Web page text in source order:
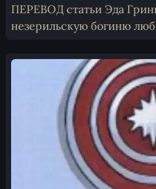
ПЕРЕВОД статьи Эда
незерильскую богиню